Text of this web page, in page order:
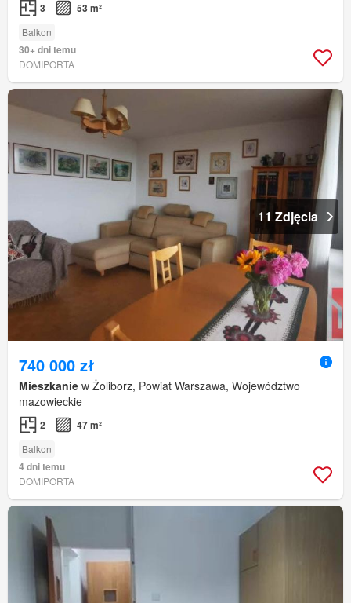
3 53 m²
Balkon
30+ dni temu
DOMIPORTA
11 Zdjęcia
740 000 zł
Mieszkanie w Żoliborz, Powiat Warszawa, Województwo
mazowieckie
2 47 m²
Balkon
4 dni temu
DOMIPORTA